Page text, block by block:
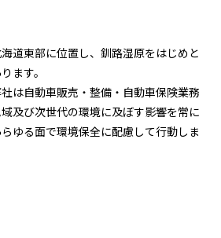
道東部に位置し、釧路湿原をはじめと
ます。
は自動車販売・整備・自動車保険業務
及び次世代の環境に及ぼす影響を常に
ゆる面で環境保全に配慮して行動しま